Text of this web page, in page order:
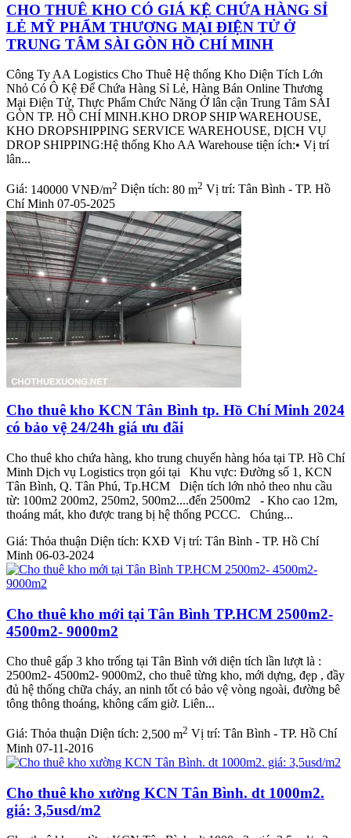
CHO THUÊ KHO CÓ GIÁ KỆ CHỨA HÀNG SỈ
LẺ MỸ PHẨM THƯƠNG MẠI ĐIỆN TỬ Ở
TRUNG TÂM SÀI GÒN HỒ CHÍ MINH
Công Ty AA Logistics Cho Thuê Hệ thống Kho Diện Tích Lớn
Nhỏ Có Ô Kệ Để Chứa Hàng Sỉ Lẻ, Hàng Bán Online Thương
Mại Điện Tử, Thực Phẩm Chức Năng Ở lân cận Trung Tâm SÀI
GÒN TP. HỒ CHÍ MINH.KHO DROP SHIP WAREHOUSE,
KHO DROPSHIPPING SERVICE WAREHOUSE, DỊCH VỤ
DROP SHIPPING:Hệ thống Kho AA Warehouse tiện ích:• Vị trí
lân...
Giá: 140000 VNĐ/m2 Diện tích: 80 m2 Vị trí: Tân Bình - TP. Hồ
Chí Minh 07-05-2025
Cho thuê kho KCN Tân Bình tp. Hồ Chí Minh 2024
có bảo vệ 24/24h giá ưu đãi
Cho thuê kho chứa hàng, kho trung chuyển hàng hóa tại TP. Hồ Chí
Minh Dịch vụ Logistics trọn gói tại Khu vực: Đường số 1, KCN
Tân Bình, Q. Tân Phú, Tp.HCM Diện tích lớn nhỏ theo nhu cầu
từ: 100m2 200m2, 250m2, 500m2....đến 2500m2 - Kho cao 12m,
thoáng mát, kho được trang bị hệ thống PCCC. Chúng...
Giá: Thỏa thuận Diện tích: KXĐ Vị trí: Tân Bình - TP. Hồ Chí
Minh 06-03-2024
Cho thuê kho mới tại Tân Bình TP.HCM 2500m2-
4500m2- 9000m2
Cho thuê gấp 3 kho trống tại Tân Bình với diện tích lần lượt là :
2500m2- 4500m2- 9000m2, cho thuê từng kho, mới dựng, đẹp , đầy
đủ hệ thống chữa cháy, an ninh tốt có bảo vệ vòng ngoài, đường bê
tông thông thoáng, không cấm giờ. Liên...
Giá: Thỏa thuận Diện tích: 2,500 m2 Vị trí: Tân Bình - TP. Hồ Chí
Minh 07-11-2016
Cho thuê kho xường KCN Tân Bình. dt 1000m2.
giá: 3,5usd/m2